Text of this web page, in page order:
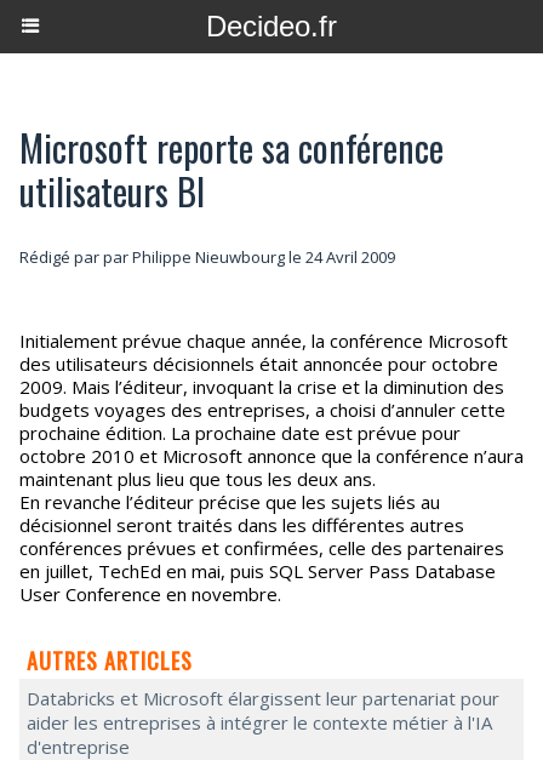
Decideo.fr
Microsoft reporte sa conférence
utilisateurs BI
Rédigé par par Philippe Nieuwbourg le 24 Avril 2009
Initialement prévue chaque année, la conférence Microsoft
des utilisateurs décisionnels était annoncée pour octobre
2009. Mais l’éditeur, invoquant la crise et la diminution des
budgets voyages des entreprises, a choisi d’annuler cette
prochaine édition. La prochaine date est prévue pour
octobre 2010 et Microsoft annonce que la conférence n’aura
maintenant plus lieu que tous les deux ans.
En revanche l’éditeur précise que les sujets liés au
décisionnel seront traités dans les différentes autres
conférences prévues et confirmées, celle des partenaires
en juillet, TechEd en mai, puis SQL Server Pass Database
User Conference en novembre.
AUTRES ARTICLES
Databricks et Microsoft élargissent leur partenariat pour
aider les entreprises à intégrer le contexte métier à l'IA
d'entreprise